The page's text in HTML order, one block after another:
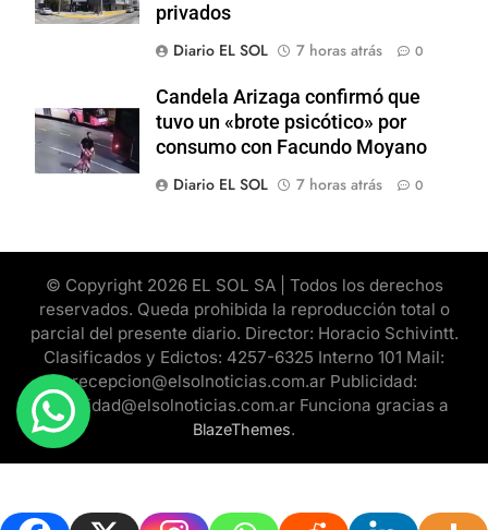
privados
Diario EL SOL
7 horas atrás 0
Candela Arizaga confirmó que
tuvo un «brote psicótico» por
consumo con Facundo Moyano
Diario EL SOL
7 horas atrás 0
© Copyright 2026 EL SOL SA | Todos los derechos
reservados. Queda prohibida la reproducción total o
parcial del presente diario. Director: Horacio Schivintt.
Clasificados y Edictos: 4257-6325 Interno 101 Mail:
recepcion@elsolnoticias.com.ar Publicidad:
publicidad@elsolnoticias.com.ar Funciona gracias a
BlazeThemes.